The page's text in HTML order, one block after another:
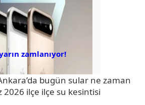
zamlanıyor!
bugün sular ne zaman
2026 ilçe ilçe su kesintisi